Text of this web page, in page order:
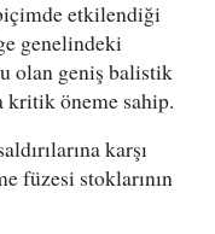
etkilendiği
genelindeki
olan geniş balistik
kritik öneme sahip.
karşı
füzesi stoklarının